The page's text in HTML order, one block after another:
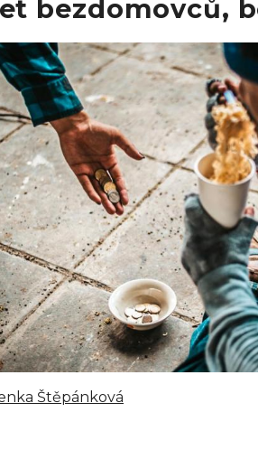
bezdomovců,
Štěpánková